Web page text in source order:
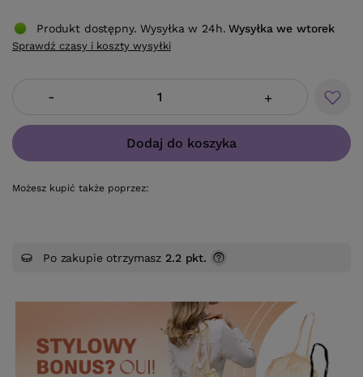
- +
Dodaj do koszyka
Możesz kupić także poprzez:
Produkt dostępny. Wysyłka w 24h. Wysyłkawe wtorek
Sprawdź czasy i koszty wysyłki
Po zakupie otrzymasz 2.2 pkt.